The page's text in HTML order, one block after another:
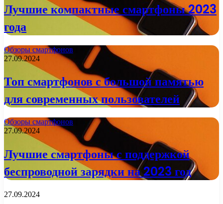
Лучшие компактные смартфоны 2023
года
Обзоры смартфонов
27.09.2024
Топ смартфонов с большой памятью
для современных пользователей
Обзоры смартфонов
27.09.2024
Лучшие смартфоны с поддержкой
беспроводной зарядки на 2023 год
27.09.2024